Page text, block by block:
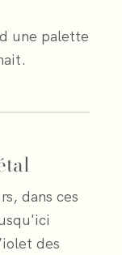
une palette
dans ces
des